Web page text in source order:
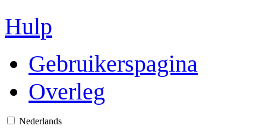
Hulp
Gebruikerspagina
Overleg
Nederlands